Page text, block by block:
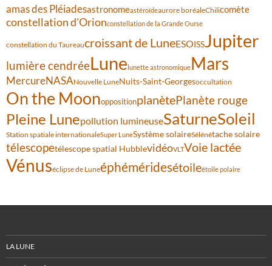
amas des Pléiadesastronomeastéroïdeaurore boréaleChilicomète
constellation d'Orionconstellation de la Grande Ourse
constellation du Taureaucroissant de LuneESOISSJupiter
lumière cendréeLune lunette astronomiqueMars
MercureNASANouvelle LuneNuits-Saint-Georgesoccultation
On the MoonoppositionplanètePlanète rouge
Pleine Lunepollution lumineuseSaturneSoleil
Station spatiale internationaleSuper LuneSystème solaireSélénétache solaire
télescopetélescope spatial HubblevidéoVLTVoie lactée
Vénuséclipse de Luneéphéméridesétoileétoile polaire
LA LUNE